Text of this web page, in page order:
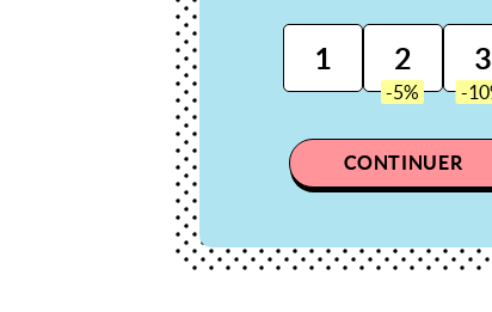
1 2 3
CONTINUER